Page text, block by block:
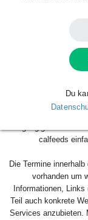
Smartphone, Tablet
Beste daran: sobald
aktualisiert sich
mühsam
calfeeds
Die Termine
vorhanden um
Informationen,
Teil auch konkrete
Services anzubieten.
Du